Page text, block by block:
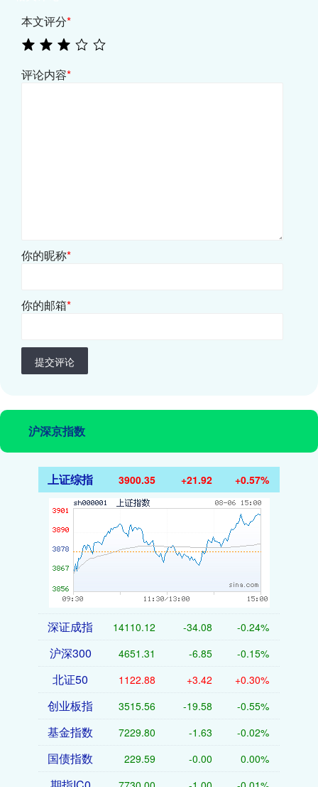
本文评分*
评论内容*
你的昵称*
你的邮箱*
提交评论
沪深京指数
上证综指 3900.35 +21.92 +0.57%
深证成指 14110.12 -34.08 -0.24%
沪深300 4651.31 -6.85 -0.15%
北证50 1122.88 +3.42 +0.30%
创业板指 3515.56 -19.58 -0.55%
基金指数 7229.80 -1.63 -0.02%
国债指数 229.59 -0.00 0.00%